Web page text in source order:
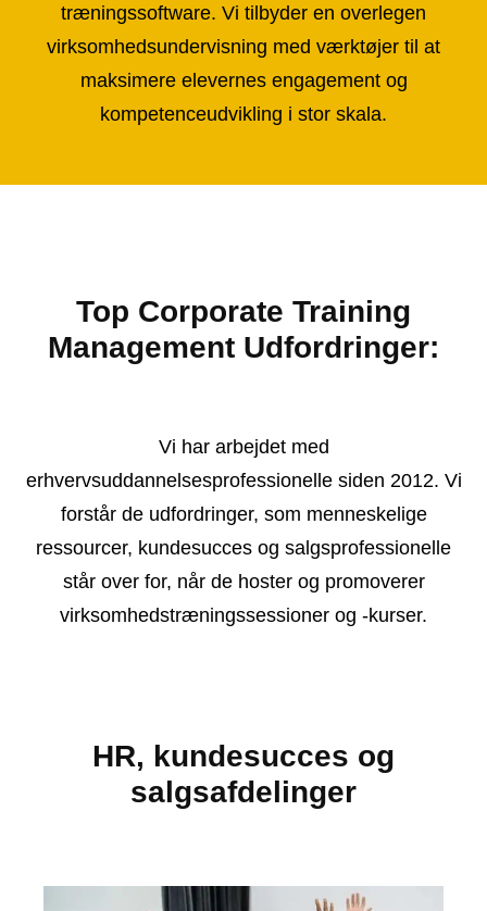
træningssoftware. Vi tilbyder en overlegen
virksomhedsundervisning med værktøjer til at
maksimere elevernes engagement og
kompetenceudvikling i stor skala.
Top Corporate Training
Management Udfordringer:
Vi har arbejdet med
erhvervsuddannelsesprofessionelle siden 2012. Vi
forstår de udfordringer, som menneskelige
ressourcer, kundesucces og salgsprofessionelle
står over for, når de hoster og promoverer
virksomhedstræningssessioner og -kurser.
HR, kundesucces og
salgsafdelinger